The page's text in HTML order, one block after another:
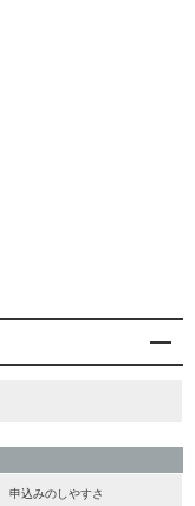
申込みのしやすさ